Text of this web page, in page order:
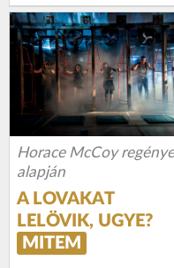
Horace McCoy
alapján
A LOVAKAT
LELÖVIK, UGYE?
MITEM